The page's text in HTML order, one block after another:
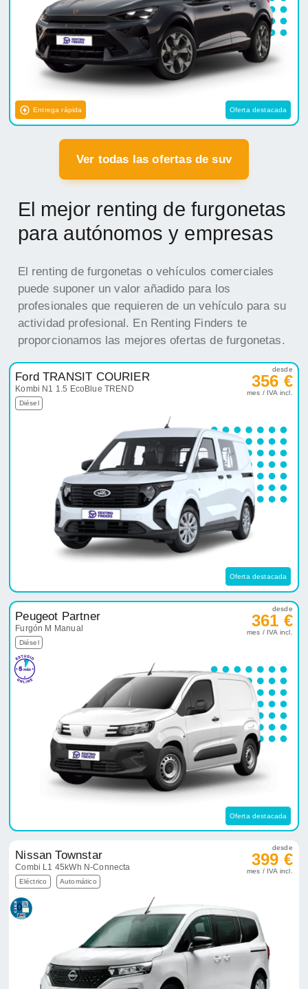
Entrega rápida Oferta destacada
Ver todas las ofertas de suv
El mejor renting de furgonetas
para autónomos y empresas
El renting de furgonetas o vehículos comerciales
puede suponer un valor añadido para los
profesionales que requieren de un vehículo para su
actividad profesional. En Renting Finders te
proporcionamos las mejores ofertas de furgonetas.
Ford TRANSIT COURIER
Kombi N1 1.5 EcoBlue TREND
Diésel
desde
356 €
mes / IVA incl.
Oferta destacada
Peugeot Partner
Furgón M Manual
Diésel
desde
361 €
mes / IVA incl.
Oferta destacada
Nissan Townstar
Combi L1 45kWh N-Connecta
Eléctrico Automático
desde
399 €
mes / IVA incl.